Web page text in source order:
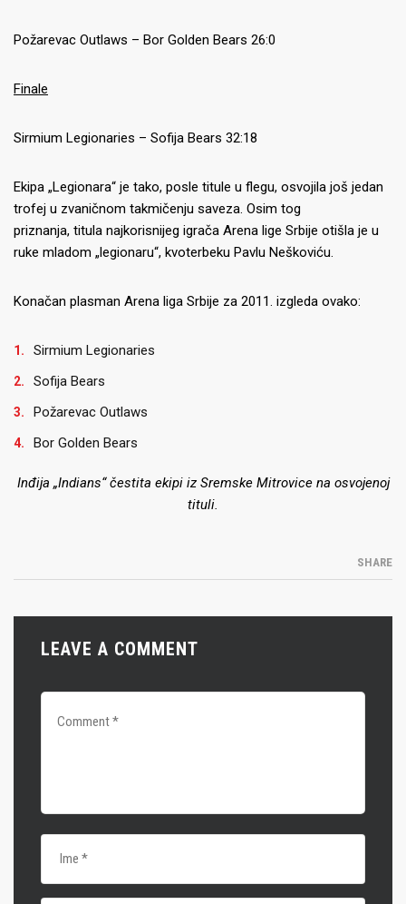
Požarevac Outlaws – Bor Golden Bears 26:0
Finale
Sirmium Legionaries – Sofija Bears 32:18
Ekipa „Legionara“ je tako, posle titule u flegu, osvojila još jedan
trofej u zvaničnom takmičenju saveza. Osim tog
priznanja, titula najkorisnijeg igrača Arena lige Srbije otišla je u
ruke mladom „legionaru“, kvoterbeku Pavlu Neškoviću.
Konačan plasman Arena liga Srbije za 2011. izgleda ovako:
Sirmium Legionaries
Sofija Bears
Požarevac Outlaws
Bor Golden Bears
Inđija „Indians“ čestita ekipi iz Sremske Mitrovice na osvojenoj
tituli.
SHARE
LEAVE A COMMENT